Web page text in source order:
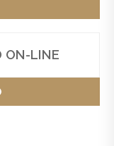
ON-LINE